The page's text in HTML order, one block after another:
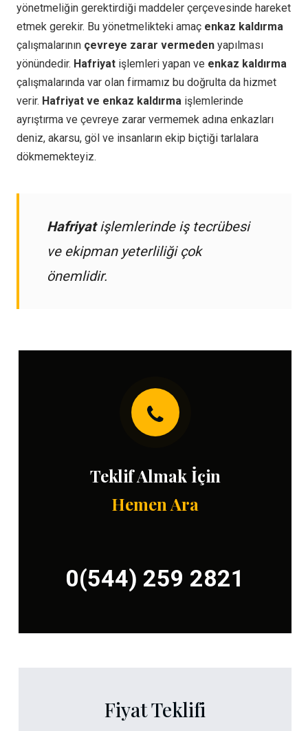
yönetmeliğin gerektirdiği maddeler çerçevesinde hareket
etmek gerekir. Bu yönetmelikteki amaç enkaz kaldırma
çalışmalarının çevreye zarar vermeden yapılması
yönündedir. Hafriyat işlemleri yapan ve enkaz kaldırma
çalışmalarında var olan firmamız bu doğrulta da hizmet
verir. Hafriyat ve enkaz kaldırma işlemlerinde
ayrıştırma ve çevreye zarar vermemek adına enkazları
deniz, akarsu, göl ve insanların ekip biçtiği tarlalara
dökmemekteyiz.
Hafriyatişlemlerinde iş tecrübesi
ve ekipman yeterliliği çok
önemlidir.
Teklif Almak İçin
Hemen Ara
0(544) 259 2821
Fiyat Teklifi